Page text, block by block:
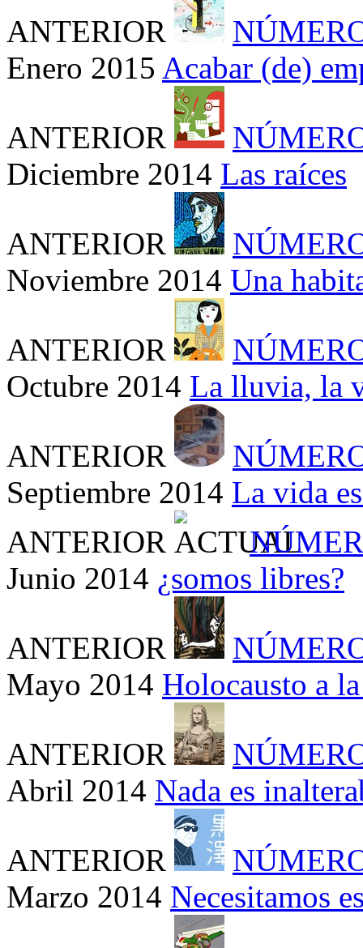
ANTERIOR
Enero 2015 Acabar (de)
ANTERIOR
Diciembre 2014 Las raíces
ANTERIOR
Noviembre 2014 Una
ANTERIOR
Octubre 2014 La lluvia, la
ANTERIOR
Septiembre 2014 La vida
ANTERIOR
Junio 2014 ¿somos libres?
ANTERIOR
Mayo 2014 Holocausto a
ANTERIOR
Abril 2014 Nada es
ANTERIOR
Marzo 2014 Necesitamos